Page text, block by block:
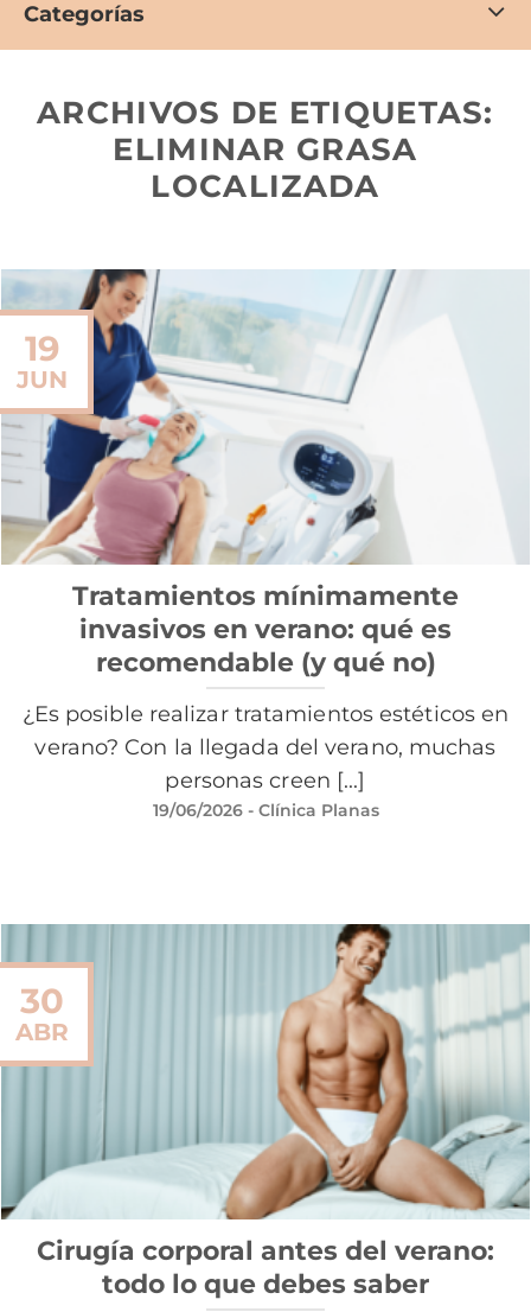
Categorías
ARCHIVOS DE ETIQUETAS:
ELIMINAR GRASA
LOCALIZADA
Tratamientos mínimamente
invasivos en verano: qué es
recomendable (y qué no)
¿Es posible realizar tratamientos estéticos en
verano? Con la llegada del verano, muchas
personas creen [...]
19/06/2026- Clínica Planas
19
JUN
Cirugía corporal antes del verano:
todo lo que debes saber
30
ABR